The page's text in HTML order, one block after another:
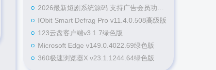
2026最新短剧系统源码 支持广告会员功能齐全短剧源码
IObit Smart Defrag Pro v11.4.0.508高级版
123云盘客户端v3.1.7绿色版
Microsoft Edge v149.0.4022.69绿色版
360极速浏览器X v23.1.1244.64绿色版